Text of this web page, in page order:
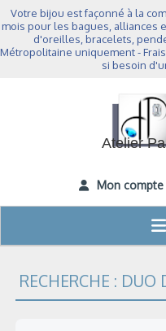
Votre bijou est façonné à la
mois pour les bagues, alliances
d'oreilles, bracelets,
Métropolitaine uniquement -
si besoin
Atelier
Mon compte
RECHERCHE : DUO
Panneau de gestion des cookies